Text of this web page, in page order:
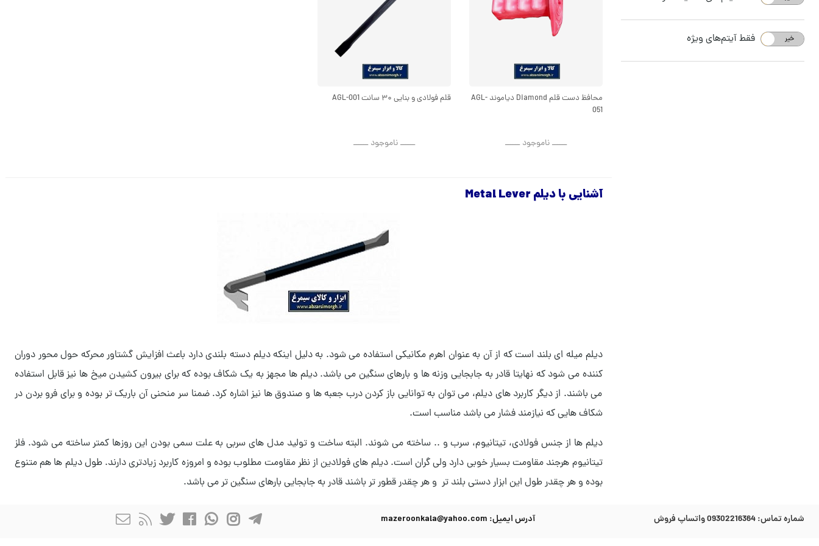
بله خیر فقط آیتم‌های ویژه
محافظ دست قلم Diamond دیاموند AGL-
051
ــــــ ناموجود ــــــ
قلم فولادی و بنایی ۳۰ سانت AGL-001
ــــــ ناموجود ــــــ
آشنایی با دیلمMetal Lever
دیلم میله ای بلند است که از آن به عنوان اهرم مکانیکی استفاده می شود. به دلیل اینکه دیلم دسته بلندی دارد باعث افزایش گشتاور محرکه حول محور دوران
کننده می شود که نهایتا قادر به جابجایی وزنه ها و بارهای سنگین می باشد. دیلم ها مجهز به یک شکاف بوده که برای بیرون کشیدن میخ ها نیز قابل استفاده
می باشند. از دیگر کاربرد های دیلم، می توان به توانایی باز کردن درب جعبه ها و صندوق ها نیز اشاره کرد. ضمنا سر منحنی آن باریک تر بوده و برای فرو بردن در
شکاف هایی که نیازمند فشار می باشد مناسب است.
دیلم ها از جنس فولادی، تیتانیوم، سرب و .. ساخته می شوند. البته ساخت و تولید مدل های سربی به علت سمی بودن این روزها کمتر ساخته می شود. فلز
تیتانیوم هرجند مقاومت بسیار خوبی دارد ولی گران است. دیلم های فولادین از نظر مقاومت مطلوب بوده و امروزه کاربرد زیادتری دارند. طول دیلم ها هم متنوع
بوده و هر چقدر طول این ابزار دستی بلند تر و هر چقدر قطور تر باشند قادر به جابجایی بارهای سنگین تر می باشد.
شماره تماس:09302216364 واتساپ فروش آدرس ایمیل: mazeroonkala@yahoo.com